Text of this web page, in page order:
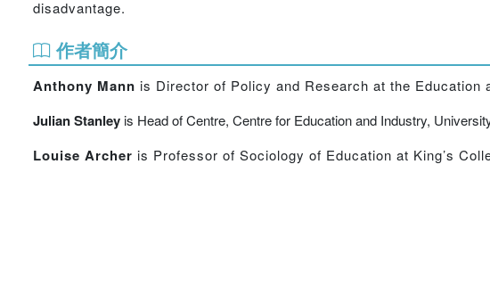
disadvantage.
作者簡介
Anthony Mann is Director of Policy and Research at the Education
Julian Stanleyis Head of Centre, Centre for Education and Industry,
Louise Archer is Professor of Sociology of Education at King’s